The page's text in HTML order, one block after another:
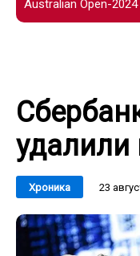
Australian Open-2024
удалили
Хроника 23